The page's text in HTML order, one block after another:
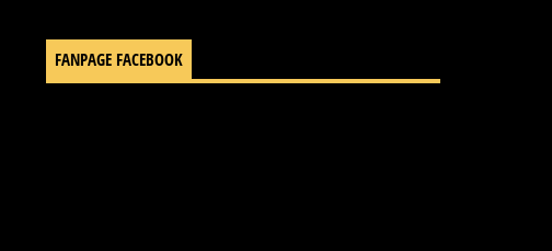
FANPAGE FACEBOOK